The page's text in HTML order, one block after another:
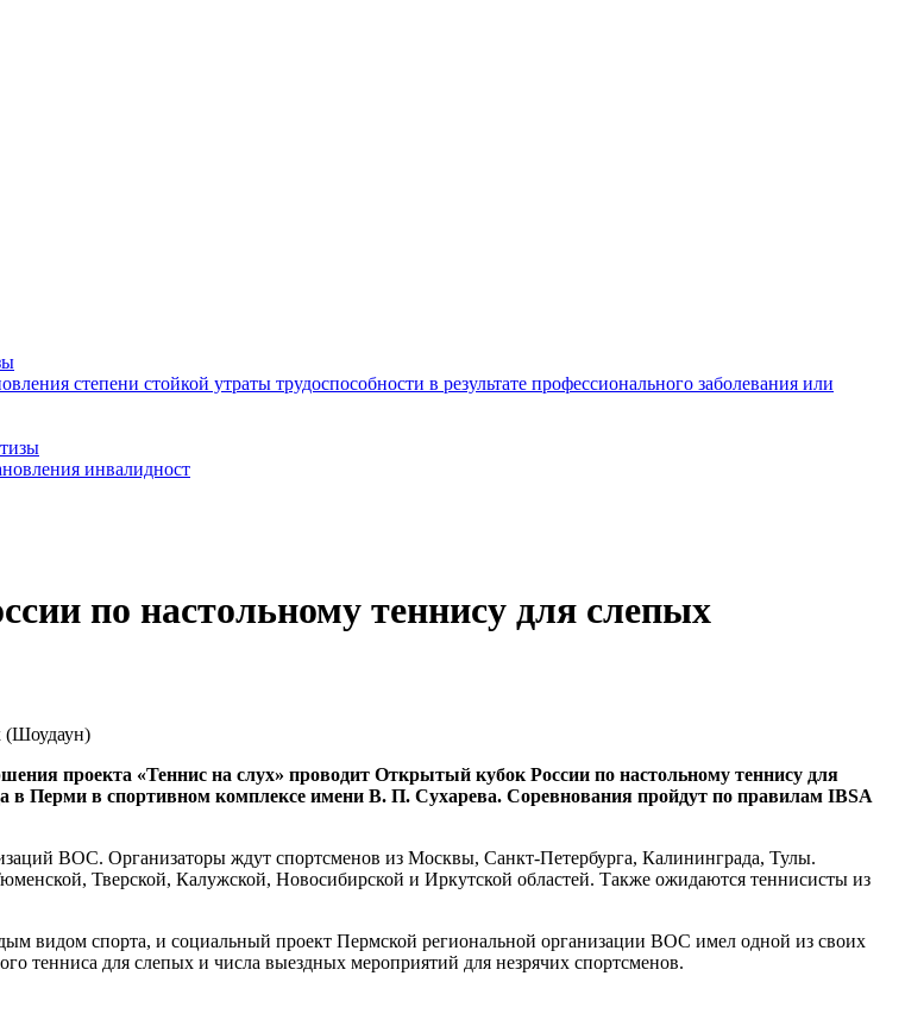
степени стойкой утраты трудоспособности в результате профессионального заболевания или
инвалидност
по настольному теннису для слепых
проекта «Теннис на слух» проводит Открытый кубок России по настольному теннису для
в Перми в спортивном комплексе имени В. П. Сухарева. Соревнования пройдут по правилам IBSA
ВОС. Организаторы ждут спортсменов из Москвы, Санкт-Петербурга, Калининграда, Тулы.
Тверской, Калужской, Новосибирской и Иркутской областей. Также ожидаются теннисисты из
видом спорта, и социальный проект Пермской региональной организации ВОС имел одной из своих
тенниса для слепых и числа выездных мероприятий для незрячих спортсменов.